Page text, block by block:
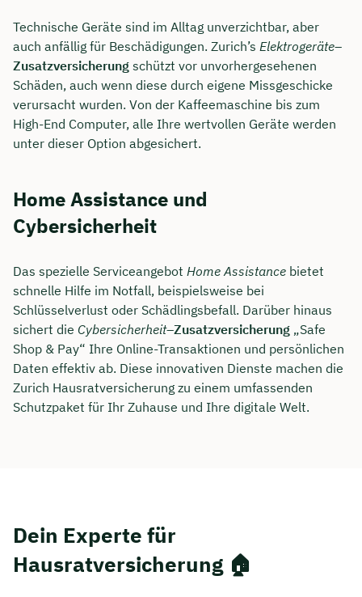
Technische Geräte sind im Alltag unverzichtbar, aber
auch anfällig für Beschädigungen. Zurich’s Elektrogeräte–
Zusatzversicherung schützt vor unvorhergesehenen
Schäden, auch wenn diese durch eigene Missgeschicke
verursacht wurden. Von der Kaffeemaschine bis zum
High-End Computer, alle Ihre wertvollen Geräte werden
unter dieser Option abgesichert.
Home Assistance und
Cybersicherheit
Das spezielle Serviceangebot Home Assistance bietet
schnelle Hilfe im Notfall, beispielsweise bei
Schlüsselverlust oder Schädlingsbefall. Darüber hinaus
sichert die Cybersicherheit–Zusatzversicherung „Safe
Shop & Pay“ Ihre Online-Transaktionen und persönlichen
Daten effektiv ab. Diese innovativen Dienste machen die
Zurich Hausratversicherung zu einem umfassenden
Schutzpaket für Ihr Zuhause und Ihre digitale Welt.
Dein Experte für
Hausratversicherung 🏠
Ubben sichern 🤝
Wir beraten dich Montag bis Freitag von 8 bis